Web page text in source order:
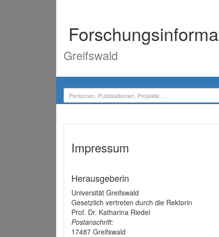
Greifswald
Impressum
Herausgeberin
Universität Greifswald
Gesetzlich vertreten durch die Rektorin
Prof. Dr. Katharina Riedel
Postanschrift:
17487 Greifswald